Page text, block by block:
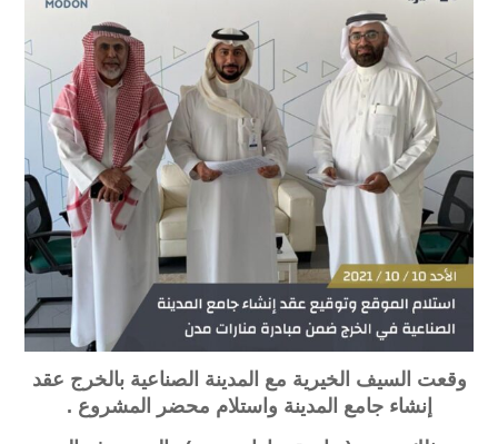
وقعت السيف الخيرية مع المدينة الصناعية بالخرج عقد
إنشاء جامع المدينة واستلام محضر المشروع .